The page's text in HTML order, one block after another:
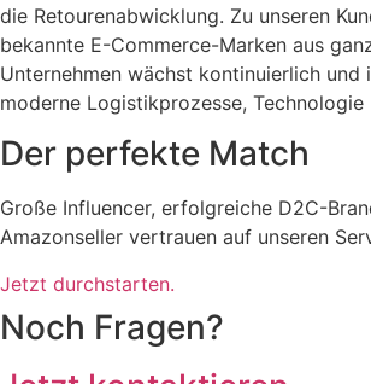
die Retourenabwicklung. Zu unseren
bekannte E-Commerce-Marken aus
Unternehmen wächst kontinuierlich und
moderne Logistikprozesse,
Der perfekte Match
Große Influencer, erfolgreiche D2C-
Amazonseller vertrauen auf unseren
Jetzt durchstarten.
Noch Fragen?